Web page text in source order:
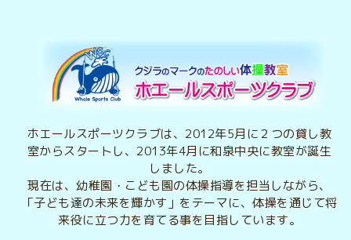
ホエールスポーツクラブは、2012年5月に２つの貸し教
室からスタートし、2013年4月に和泉中央に教室が誕生
しました。
現在は、幼稚園・こども園の体操指導を担当しながら、
「子ども達の未来を輝かす」をテーマに、体操を通じて将
来役に立つ力を育てる事を目指しています。